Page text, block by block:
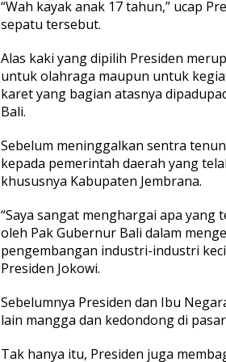
B
a
u
d
e
n
n
K
h
a
T
e
n
u
n
a
l
i
“Wah kayak anak 17 tahun,” ucap
sepatu tersebut.
Alas kaki yang dipilih Presiden
untuk olahraga maupun untuk
karet yang bagian atasnya
Bali.
Sebelum meninggalkan sentra
kepada pemerintah daerah yang
khususnya Kabupaten Jembrana.
“Saya sangat menghargai apa
oleh Pak Gubernur Bali dalam
pengembangan industri-industri
Presiden Jokowi.
Sebelumnya Presiden dan Ibu
lain mangga dan kedondong di
Tak hanya itu, Presiden juga